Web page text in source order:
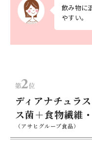
飲み物に
やすい。
ディアナチュラ
ス菌＋食物繊維
（アサヒグループ食品）